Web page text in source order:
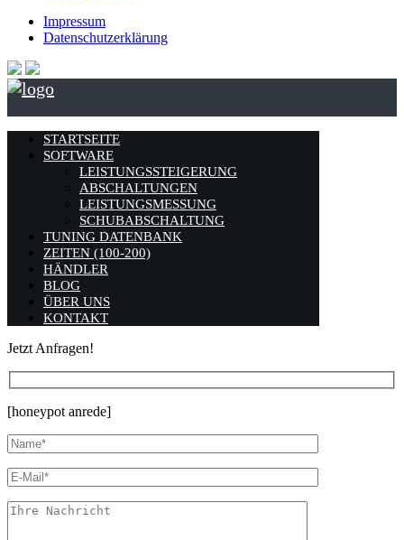
Impressum
Datenschutzerklärung
STARTSEITE
SOFTWARE
LEISTUNGSSTEIGERUNG
ABSCHALTUNGEN
LEISTUNGSMESSUNG
SCHUBABSCHALTUNG
TUNING DATENBANK
ZEITEN (100-200)
HÄNDLER
BLOG
ÜBER UNS
KONTAKT
Jetzt Anfragen!
[honeypot anrede]